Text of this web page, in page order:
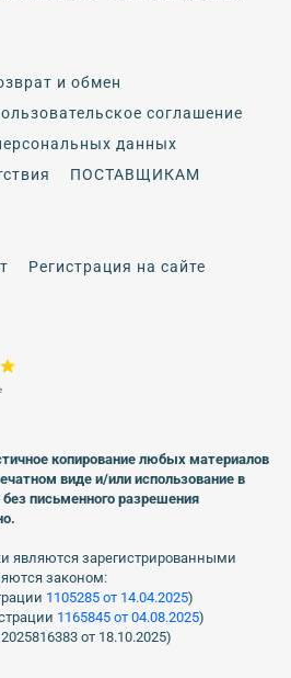
и обмен
соглашение
данных
ПОСТАВЩИКАМ
Регистрация на сайте
копирование любых материалов
виде и/или использование в
письменного разрешения
являются зарегистрированными
законом:
1105285 от 14.04.2025)
1165845 от 04.08.2025)
от 18.10.2025)